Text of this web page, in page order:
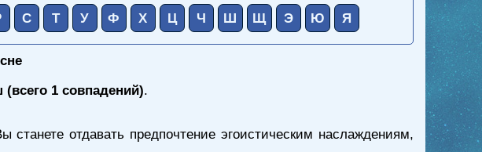
С Т У Ф Х Ц Ч Ш Щ Э Ю Я
1 совпадений).
отдавать предпочтение эгоистическим наслаждениям,